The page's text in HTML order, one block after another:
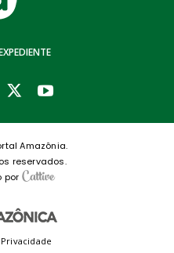
Amazônia.
reservados.
por
Privacidade